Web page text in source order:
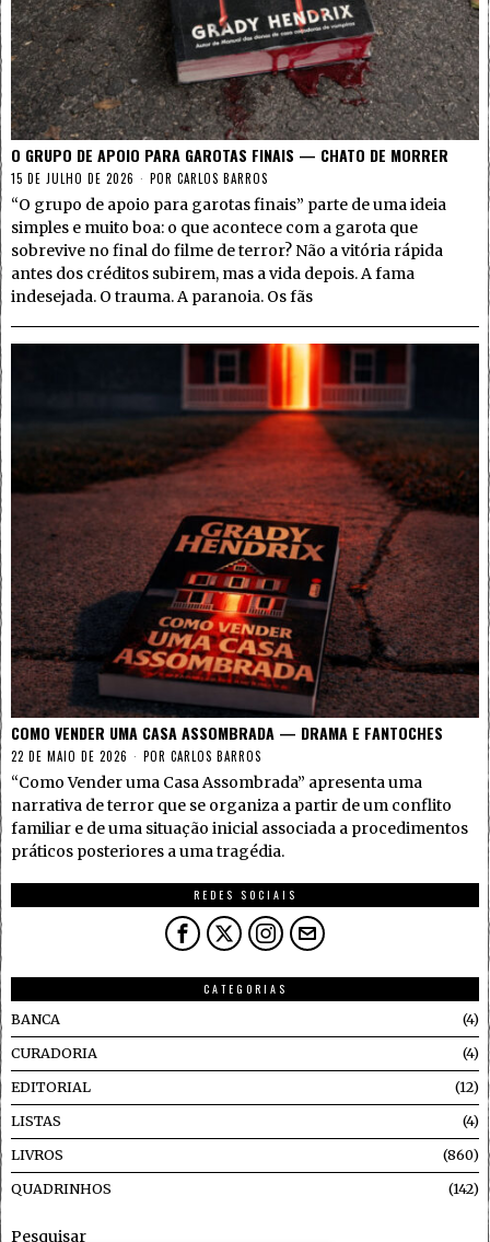
O GRUPO DE APOIO PARA GAROTAS FINAIS — CHATO DE MORRER
15 DE JULHO DE 2026 POR CARLOS BARROS
“O grupo de apoio para garotas finais” parte de uma ideia
simples e muito boa: o que acontece com a garota que
sobrevive no final do filme de terror? Não a vitória rápida
antes dos créditos subirem, mas a vida depois. A fama
indesejada. O trauma. A paranoia. Os fãs
COMO VENDER UMA CASA ASSOMBRADA — DRAMA E FANTOCHES
22 DE MAIO DE 2026 POR CARLOS BARROS
“Como Vender uma Casa Assombrada” apresenta uma
narrativa de terror que se organiza a partir de um conflito
familiar e de uma situação inicial associada a procedimentos
práticos posteriores a uma tragédia.
REDES SOCIAIS
CATEGORIAS
BANCA
4
CURADORIA 4
EDITORIAL 12
LISTAS 4
LIVROS 860
QUADRINHOS 142
Pesquisar